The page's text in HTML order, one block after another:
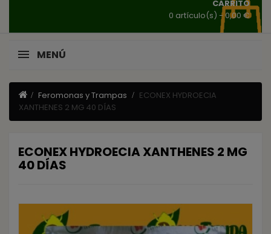
CARRITO
0 artículo(s) - 0,00 €
MENÚ
Feromonas y Trampas
ECONEX HYDROECIA
XANTHENES 2 MG 40 DÍAS
ECONEX HYDROECIA XANTHENES 2 MG
40 DÍAS